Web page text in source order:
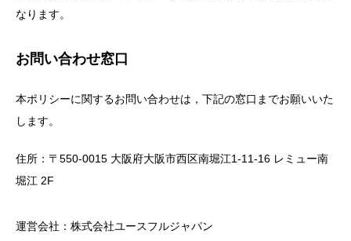
なります。
お問い合わせ窓口
本ポリシーに関するお問い合わせは，下記の窓口までお願いいた
します。
住所：〒550-0015 大阪府大阪市西区南堀江1-11-16 レミュー南
堀江 2F
運営会社：株式会社ユースフルジャパン